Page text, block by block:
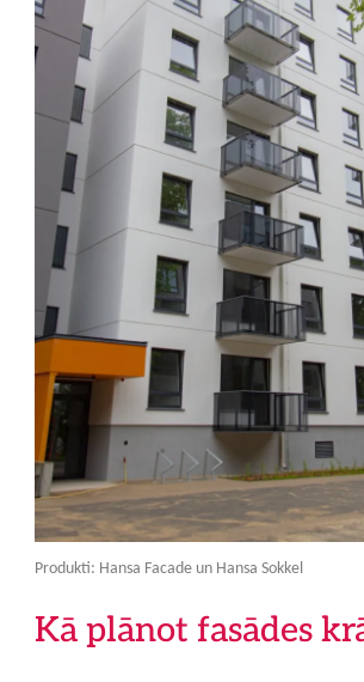
Produkti: Hansa Facade un Hansa Sokkel
Kā plānot fasādes